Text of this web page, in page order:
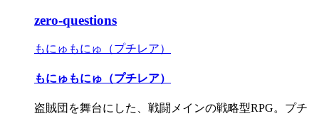
zero-questions
もにゅもにゅ（プチレア）
もにゅもにゅ（プチレア）
盗賊団を舞台にした、戦闘メインの戦略型RPG。プチ